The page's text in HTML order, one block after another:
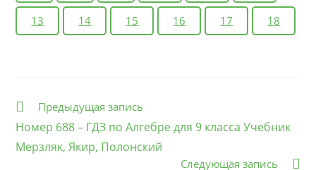
13 14 15 16 17 18
Еще
Предыдущая запись
Номер 688 – ГДЗ по Алгебре для 9 класса Учебник
Мерзляк, Якир, Полонский
Следующая запись